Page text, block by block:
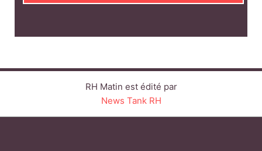
RH Matin est édité par
News Tank RH